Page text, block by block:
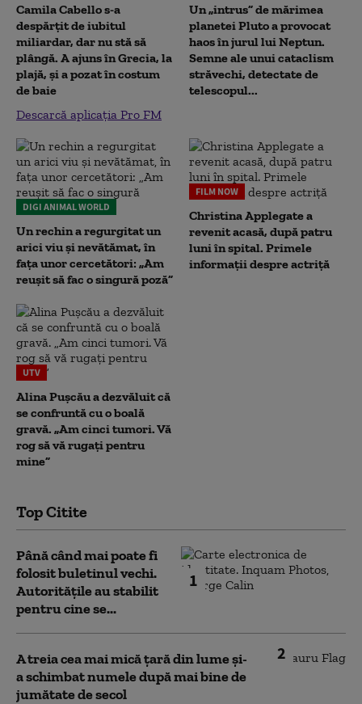
Camila Cabello s-a
despărțit de iubitul
miliardar, dar nu stă să
plângă. A ajuns în Grecia, la
plajă, și a pozat în costum
de baie
Descarcă aplicația Pro FM
Un „intrus” de mărimea
planetei Pluto a provocat
haos în jurul lui Neptun.
Semne ale unui cataclism
străvechi, detectate de
telescopul...
DIGI ANIMAL WORLD
Un rechin a regurgitat un
arici viu și nevătămat, în
fața unor cercetători: „Am
reușit să fac o singură poză”
FILM NOW
Christina Applegate a
revenit acasă, după patru
luni în spital. Primele
informații despre actriță
UTV
Alina Pușcău a dezvăluit că
se confruntă cu o boală
gravă. „Am cinci tumori. Vă
rog să vă rugați pentru
mine”
Top Citite
1
Până când mai poate fi
folosit buletinul vechi.
Autoritățile au stabilit
pentru cine se...
2
A treia cea mai mică țară din lume și-
a schimbat numele după mai bine de
jumătate de secol